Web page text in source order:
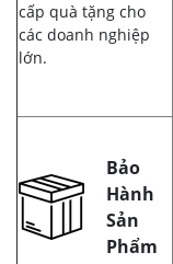
cấp quà tặng cho
các doanh nghiệp
lớn.
Bảo
Hành
Sản
Phẩm